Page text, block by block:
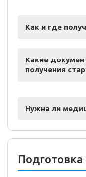
Как и где
Какие
получения
Нужна ли
Подготовка